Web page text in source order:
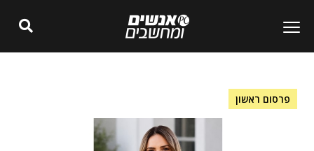
פרסום ראשון